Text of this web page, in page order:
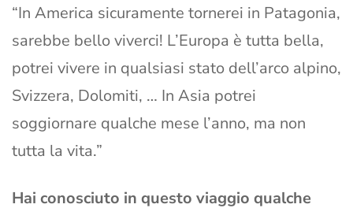
“In America sicuramente tornerei in Patagonia,
sarebbe bello viverci! L’Europa è tutta bella,
potrei vivere in qualsiasi stato dell’arco alpino,
Svizzera, Dolomiti, … In Asia potrei
soggiornare qualche mese l’anno, ma non
tutta la vita.”
Hai conosciuto in questo viaggio qualche